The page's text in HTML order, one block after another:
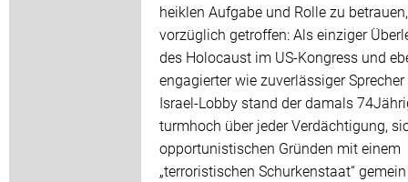
heiklen Aufgabe und Rolle zu
vorzüglich getroffen: Als einziger
des Holocaust im US-Kongress und
engagierter wie zuverlässiger Sprecher
Israel-Lobby stand der damals
turmhoch über jeder Verdächtigung,
opportunistischen Gründen mit einem
„terroristischen Schurkenstaat“